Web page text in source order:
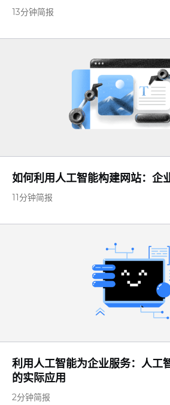
13分钟简报
如何利用人工智能构建网站：企
11分钟简报
利用人工智能为企业服务：人工
的实际应用
2分钟简报